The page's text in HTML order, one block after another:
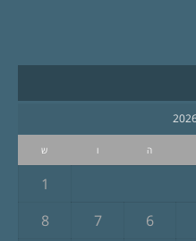
ה ו ש
1
6
7
8